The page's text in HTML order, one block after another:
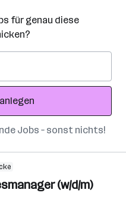
für genau diese
Jobs – sonst nichts!
(w/d/m)